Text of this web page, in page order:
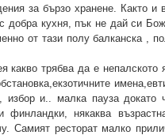
за бързо хранене. Както
добра кухня, пък не дай си
от тази полу балканска ,
какво трябва да е
избор и.. малка пауза
финландки, някаква
Самият ресторат малко